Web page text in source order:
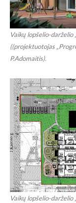
Vaikų lopšelio-darželio
((projektuotojas
P.Adomaitis).
Vaikų lopšelio-darželio